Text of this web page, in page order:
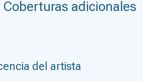
Coberturas adicionales
del artista